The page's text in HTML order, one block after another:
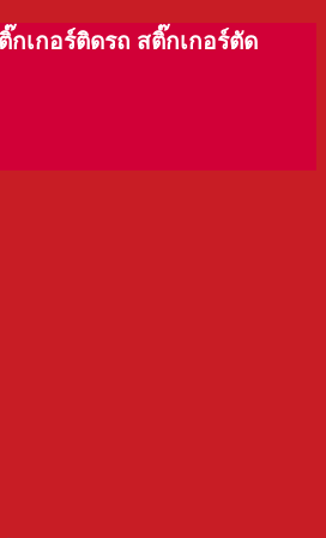
เกอร์ติดรถ สติ๊กเกอร์ตัด